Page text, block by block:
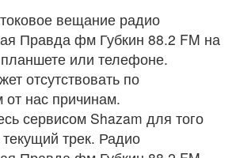
вещание радио
Правда фм Губкин 88.2 FM на
или телефоне.
отсутствовать по
нас причинам.
сервисом Shazam для того
текущий трек. Радио